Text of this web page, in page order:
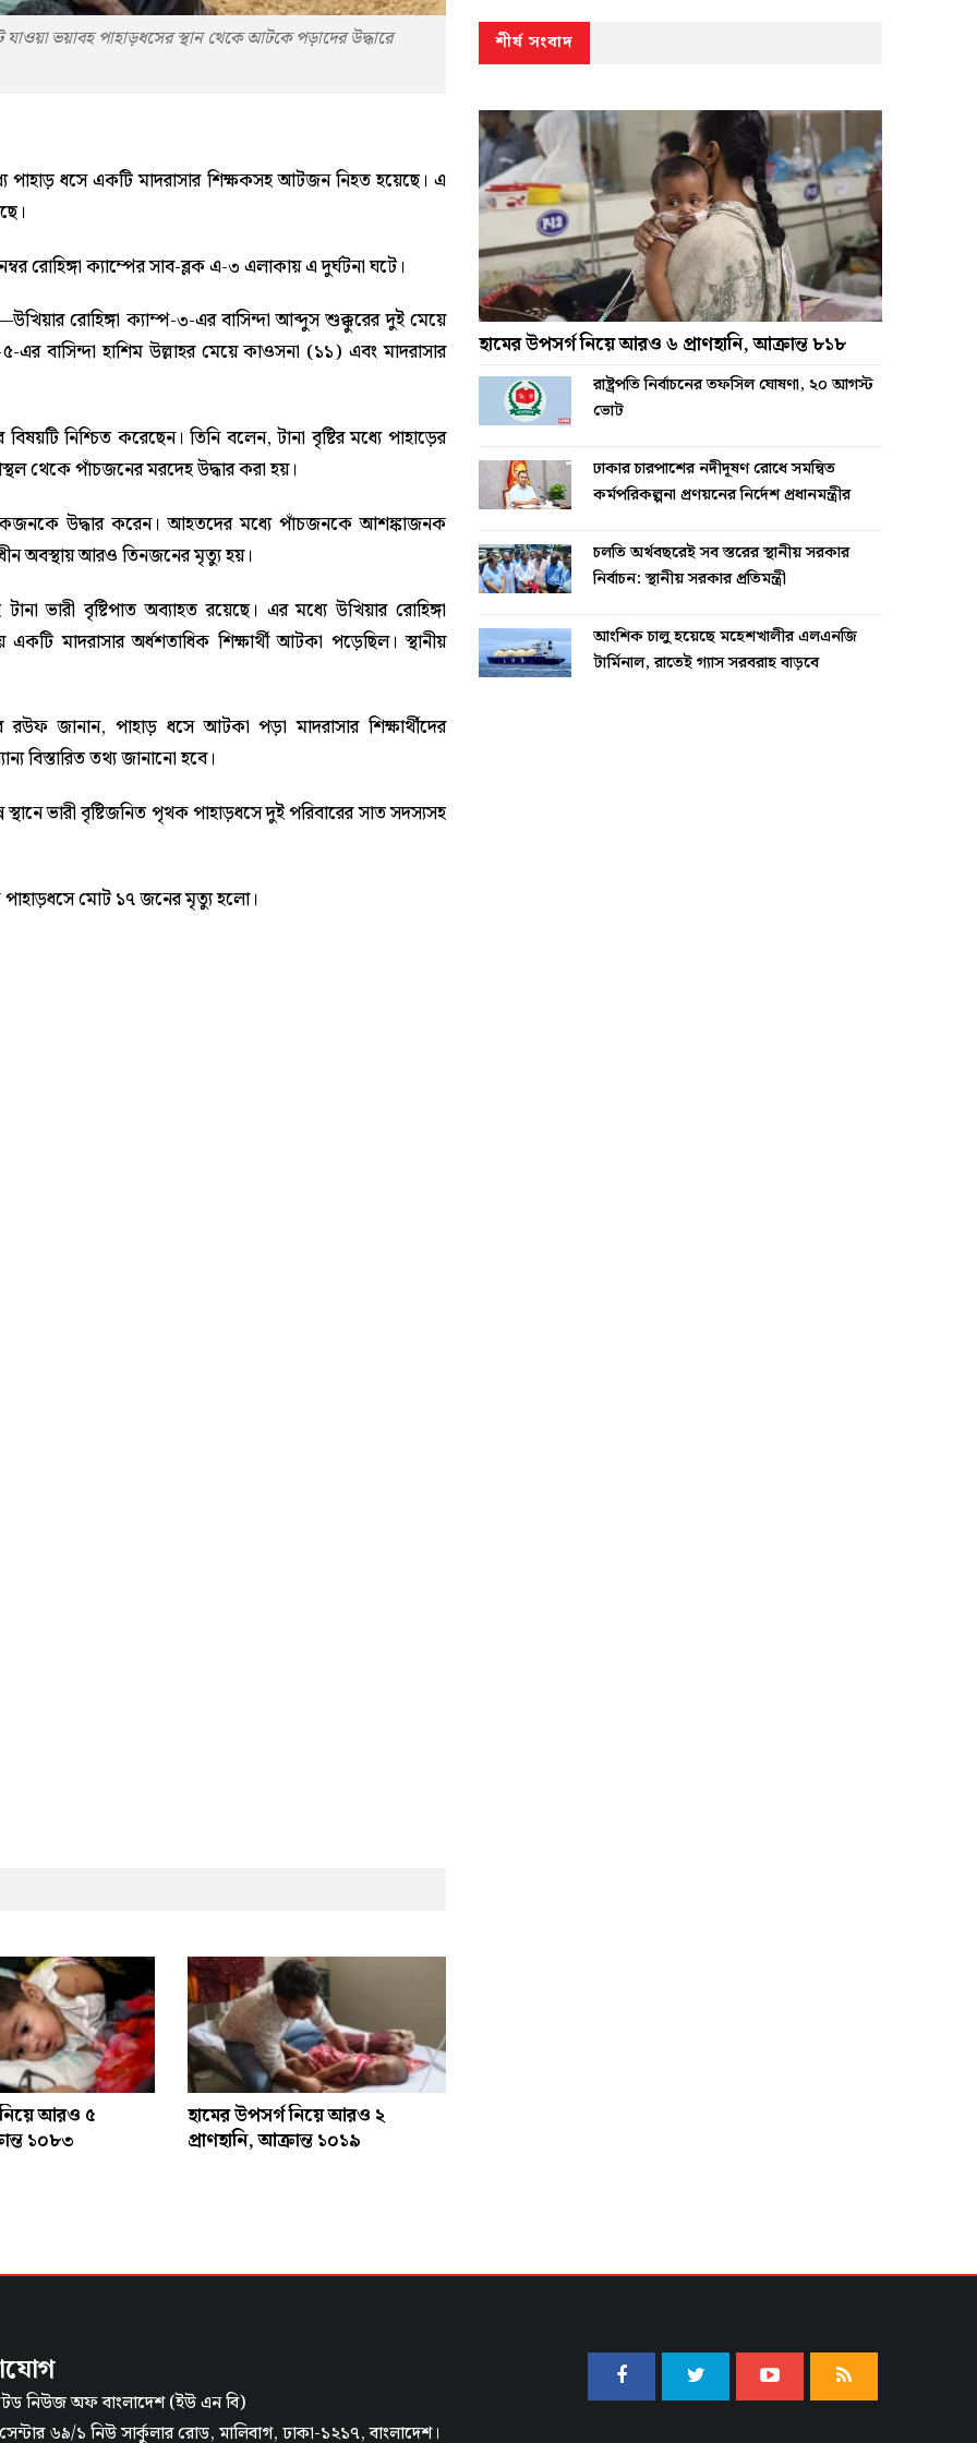
যাওয়া ভয়াবহ পাহাড়ধসের স্থান থেকে আটকে পড়াদের উদ্ধারে
পাহাড় ধসে একটি মাদরাসার শিক্ষকসহ আটজন নিহত হয়েছে। এ
রোহিঙ্গা ক্যাম্পের সাব-ব্লক এ-৩ এলাকায় এ দুর্ঘটনা ঘটে।
রোহিঙ্গা ক্যাম্প-৩-এর বাসিন্দা আব্দুস শুক্কুরের দুই মেয়ে
বাসিন্দা হাশিম উল্লাহর মেয়ে কাওসনা (১১) এবং মাদরাসার
নিশ্চিত করেছেন। তিনি বলেন, টানা বৃষ্টির মধ্যে পাহাড়ের
থেকে পাঁচজনের মরদেহ উদ্ধার করা হয়।
উদ্ধার করেন। আহতদের মধ্যে পাঁচজনকে আশঙ্কাজনক
অবস্থায় আরও তিনজনের মৃত্যু হয়।
ভারী বৃষ্টিপাত অব্যাহত রয়েছে। এর মধ্যে উখিয়ার রোহিঙ্গা
মাদরাসার অর্ধশতাধিক শিক্ষার্থী আটকা পড়েছিল। স্থানীয়
জানান, পাহাড় ধসে আটকা পড়া মাদরাসার শিক্ষার্থীদের
বিস্তারিত তথ্য জানানো হবে।
ভারী বৃষ্টিজনিত পৃথক পাহাড়ধসে দুই পরিবারের সাত সদস্যসহ
পাহাড়ধসে মোট ১৭ জনের মৃত্যু হলো।
আরও ৫
১০৮৩
হামের উপসর্গ নিয়ে আরও ২
প্রাণহানি, আক্রান্ত ১০১৯
শীর্ষ সংবাদ
হামের উপসর্গ নিয়ে আরও ৬ প্রাণহানি, আক্রান্ত ৮১৮
রাষ্ট্রপতি নির্বাচনের তফসিল ঘোষণা, ২০ আগস্ট
ভোট
ঢাকার চারপাশের নদীদূষণ রোধে সমন্বিত
কর্মপরিকল্পনা প্রণয়নের নির্দেশ প্রধানমন্ত্রীর
চলতি অর্থবছরেই সব স্তরের স্থানীয় সরকার
নির্বাচন: স্থানীয় সরকার প্রতিমন্ত্রী
আংশিক চালু হয়েছে মহেশখালীর এলএনজি
টার্মিনাল, রাতেই গ্যাস সরবরাহ বাড়বে
নিউজ অফ বাংলাদেশ (ইউ এন বি)
৬৯/১ নিউ সার্কুলার রোড, মালিবাগ, ঢাকা-১২১৭, বাংলাদেশ।